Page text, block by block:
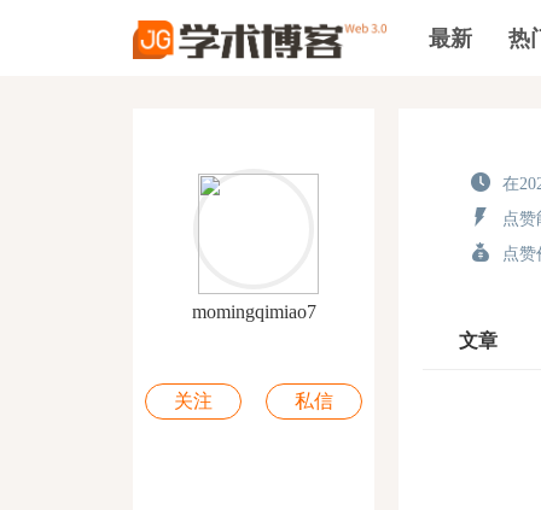
最新 热
momingqimiao7
关注 私信
在
点赞
点赞
文章